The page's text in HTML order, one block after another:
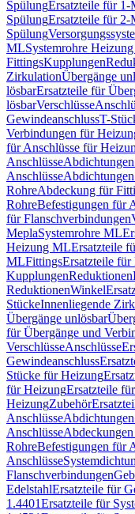
SpülungErsatzteile für 1-
SpülungErsatzteile für 2-
Spülung
MLSystemrohre
FittingsKupplungen
ZirkulationÜbergänge
lösbarErsatzteile für
lösbarVerschlüsse
GewindeanschlussT-
Verbindungen für
für Anschlüsse für
Anschlüsse
Anschlüsse
RohreAbdeckung für
RohreBefestigungen für
für Flanschverbindungen
MeplaSystemrohre ML
Heizung MLErsatzteile
MLFittingsErsatzteile für
KupplungenReduktionen
ReduktionenWinkel
StückeInnenliegende
Übergänge unlösbar
für Übergänge und
VerschlüsseAnschlüsse
Gewindeanschluss
Stücke für Heizung
für HeizungErsatzteile
HeizungZubehör
Anschlüsse
Anschlüsse
RohreBefestigungen für
Anschlüsse
Flanschverbindungen
EdelstahlErsatzteile für
1.4401Ersatzteile für